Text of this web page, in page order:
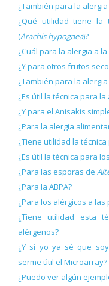
¿También para la
¿Qué utilidad tiene la
(Arachis hypogaea)?
¿Cuál para la alergia a
¿Y para otros frutos
¿También para la
¿Es útil la técnica para
¿Y para el Anisakis
¿Para la alergia
¿Tiene utilidad la
¿Es útil la técnica para
¿Para las esporas de
¿Para la ABPA?
¿Para los alérgicos a
¿Tiene utilidad esta
alérgenos?
¿Y si yo ya sé que
serme útil el Microarray?
¿Puedo ver algún